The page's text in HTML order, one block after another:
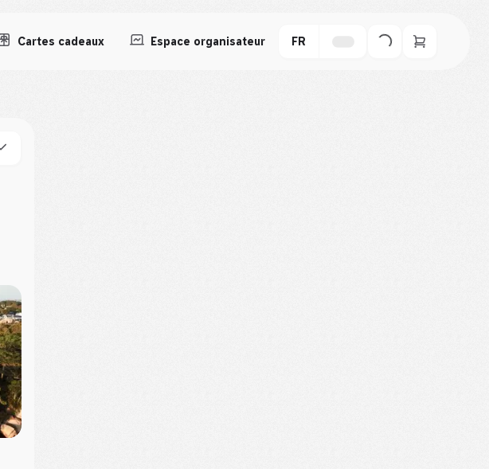
Cartes cadeaux Espace organisateur FR